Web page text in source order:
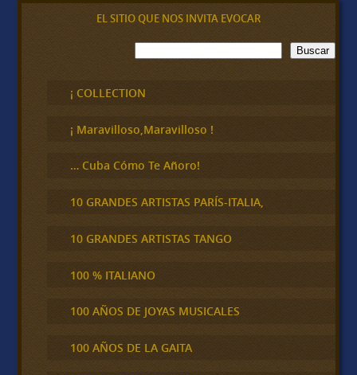
EL SITIO QUE NOS INVITA EVOCAR
B
u
c
a
Buscar
¡ COLLECTION
¡ Maravilloso,Maravilloso !
… Cuba Cómo Te Añoro!
10 GRANDES ARTISTAS PARÍS-ITALIA,
10 GRANDES ARTISTAS TANGO
100 % ITALIANO
100 AÑOS DE JOYAS MUSICALES
100 AÑOS DE LA GAITA